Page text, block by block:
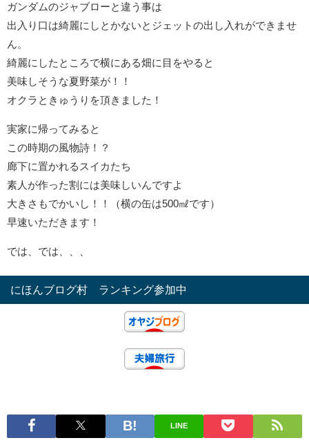
ガンダムのジャブローと違う事は
出入り口は綺麗にしとかないとジェットの出し入れができませ
ん。
綺麗にしたところで横にある畑に目をやると
美味しそうな夏野菜が！！
オクラときゅうりを頂きました！
実家に帰ってみると
この時期の風物詩！？
廊下に置かれるスイカたち
素人が作った割には美味しいんですよ
大きさもでかいし！！（横の缶は500㎖です）
早速いただきます！
では、では、、、
にほんブログ村 ランキング参加中
LINE